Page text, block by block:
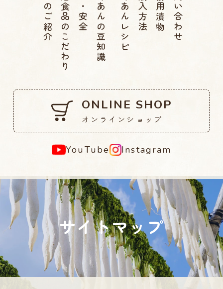
伝統 寒干したくあん、高
菜漬け、つぼ漬け
水溜食品のこだわり たくあんの豆知識 たくあんレシピ
ONLINE SHOP
オンラインショップ
YouTube Instagram
サイトマップ